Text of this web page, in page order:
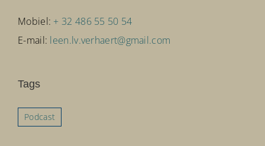
Mobiel: + 32 486 55 50 54
E-mail: leen.lv.verhaert@gmail.com
Tags
Podcast